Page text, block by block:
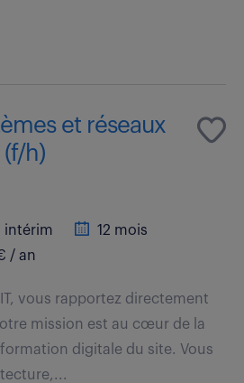
et réseaux
h)
intérim
12 mois
/ an
vous rapportez directement
mission est au cœur de la
digitale du site. Vous